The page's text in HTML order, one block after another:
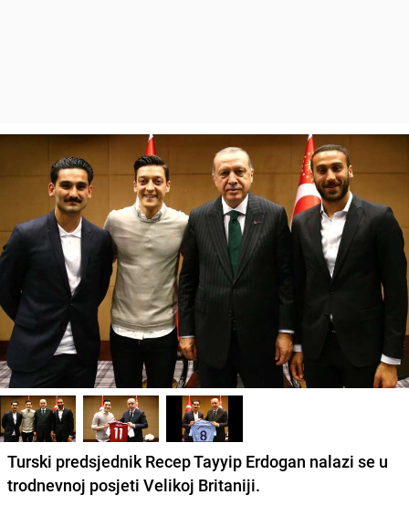
Turski predsjednik Recep Tayyip Erdogan nalazi se u
trodnevnoj posjeti Velikoj Britaniji.